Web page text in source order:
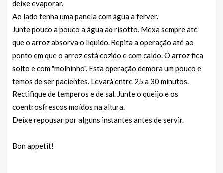
deixe evaporar.
Ao lado tenha uma panela com água a ferver.
Junte pouco a pouco a água ao risotto. Mexa sempre até
que o arroz absorva o líquido. Repita a operação até ao
ponto em que o arroz está cozido e com caldo. O arroz fica
solto e com "molhinho". Esta operação demora um pouco e
temos de ser pacientes. Levará entre 25 a 30 minutos.
Rectifique de temperos e de sal. Junte o queijo e os
coentrosfrescos moídos na altura.
Deixe repousar por alguns instantes antes de servir.
Bon appetit!